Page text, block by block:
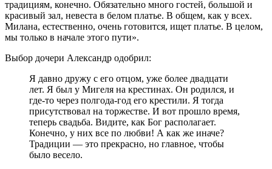
традициям, конечно. Обязательно много гостей, большой и
красивый зал, невеста в белом платье. В общем, как у всех.
Милана, естественно, очень готовится, ищет платье. В целом,
мы только в начале этого пути».
Выбор дочери Александр одобрил:
Я давно дружу с его отцом, уже более двадцати
лет. Я был у Мигеля на крестинах. Он родился, и
где-то через полгода-год его крестили. Я тогда
присутствовал на торжестве. И вот прошло время,
теперь свадьба. Видите, как Бог располагает.
Конечно, у них все по любви! А как же иначе?
Традиции — это прекрасно, но главное, чтобы
было весело.